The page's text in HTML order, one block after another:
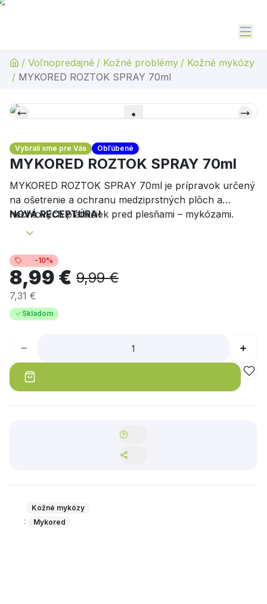
/ Voľnopredajné / Kožné problémy / Kožné mykózy
/ MYKORED ROZTOK SPRAY 70ml
Vybrali sme pre Vás Obľúbené
MYKORED ROZTOK SPRAY 70ml
MYKORED ROZTOK SPRAY 70ml je prípravok určený
na ošetrenie a ochranu medziprstných plôch a
nechtových platničiek pred plesňami – mykózami.
NOVÁ RECEPTÚRA!
-10%
8,99 € 9,99 €
7,31 €
Skladom
Kožné mykózy
: Mykored